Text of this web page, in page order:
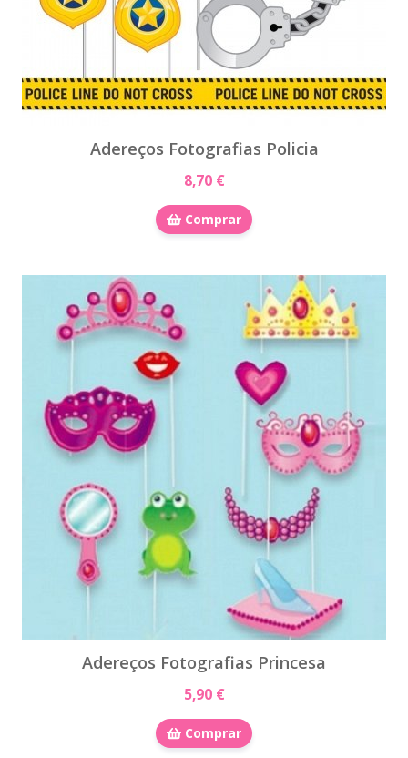
Adereços Fotografias Policia
8,70 €
Comprar
Adereços Fotografias Princesa
5,90 €
Comprar